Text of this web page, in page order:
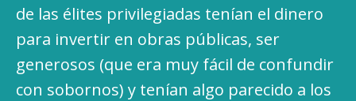
de las élites privilegiadas tenían el dinero
para invertir en obras públicas, ser
generosos (que era muy fácil de confundir
con sobornos) y tenían algo parecido a los